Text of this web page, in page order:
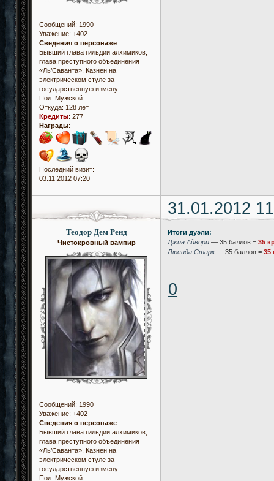
Сообщений: 1990
Уважение: +402
Сведения о персонаже:
Бывший глава гильдии алхимиков,
глава преступного объединения
«Ль’Саванта». Казнен на
электрическом стуле за
государственную измену
Пол: Мужской
Откуда: 128 лет
Кредиты: 277
Награды:
Последний визит:
03.11.2012 07:20
31.01.2012
Теодор Дем Ренд
Чистокровный вампир
Сообщений: 1990
Уважение: +402
Сведения о персонаже:
Бывший глава гильдии алхимиков,
глава преступного объединения
«Ль’Саванта». Казнен на
электрическом стуле за
государственную измену
Пол: Мужской
Итоги дуэли:
Джин Айвори — 35 баллов =35
Люсида Старк— 35 баллов =35
0